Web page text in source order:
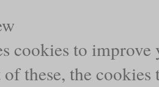
cookies to
these, the cookies